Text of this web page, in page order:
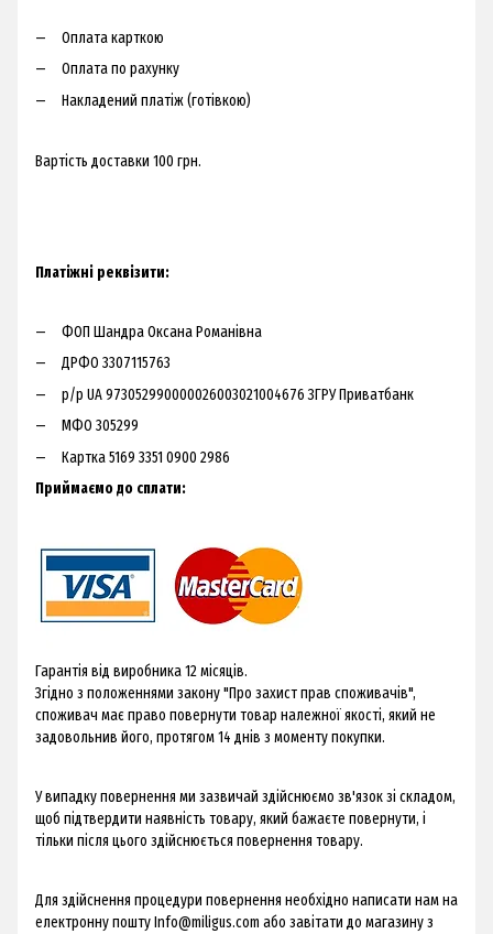
Оплата карткою
Оплата по рахунку
Накладений платіж (готівкою)
Вартість доставки 100 грн.​
Платіжні реквізити:
ФОП Шандра Оксана Романівна
ДРФО 3307115763
р/р UA 973052990000026003021004676 ЗГРУ Приватбанк
МФО 305299
Картка 5169 3351 0900 2986
Приймаємо до сплати:
Гарантія від виробника 12 місяців.
Згідно з положеннями закону "Про захист прав споживачів",
споживач має право повернути товар належної якості, який не
задовольнив його, протягом 14 днів з моменту покупки.
​У випадку повернення ми зазвичай здійснюємо зв'язок зі складом,
щоб підтвердити наявність товару, який бажаєте повернути, і
тільки після цього здійснюється повернення товару.
Для здійснення процедури повернення необхідно написати нам на
електронну поштуInfo@miligus.com або завітати до магазину з